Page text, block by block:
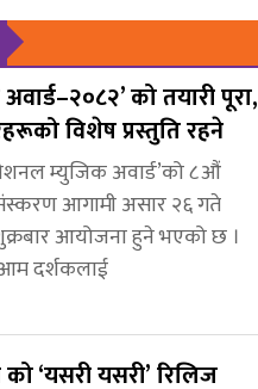
को तयारी पूरा,
विशेष प्रस्तुति रहने
म्युजिक अवार्ड’को ८औं
आगामी असार २६ गते
आयोजना हुने भएको छ ।
दर्शकलाई
‘यसरी यसरी’ रिलिज